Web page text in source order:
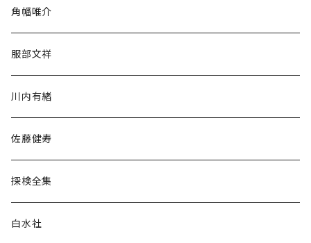
民族・風習
言語・ことば
角幡唯介
服部文祥
川内有緒
佐藤健寿
探検全集
白水社